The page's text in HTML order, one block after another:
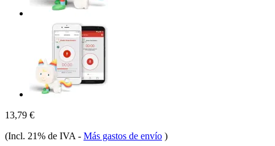
13,79 €
(Incl. 21% de IVA - Más gastos de envío )